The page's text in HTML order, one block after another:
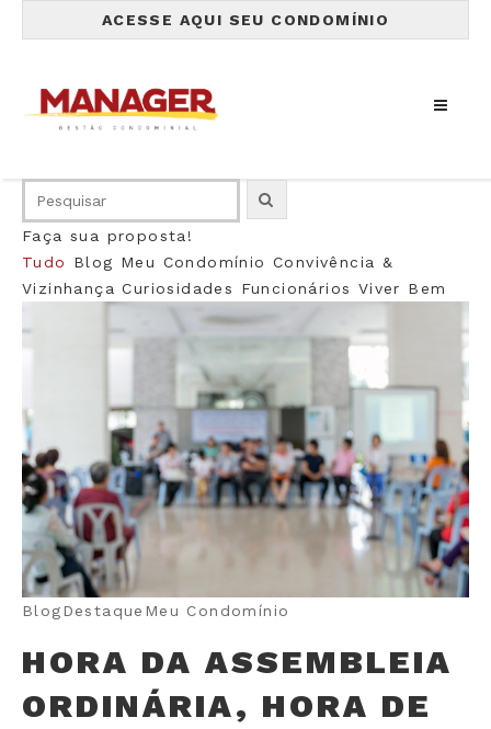
ACESSE AQUI SEU CONDOMÍNIO
Faça sua proposta!
Tudo
Blog Meu Condomínio Convivência &
Vizinhança Curiosidades Funcionários Viver Bem
BlogDestaque Meu Condomínio
HORA DA ASSEMBLEIA
ORDINÁRIA, HORA DE